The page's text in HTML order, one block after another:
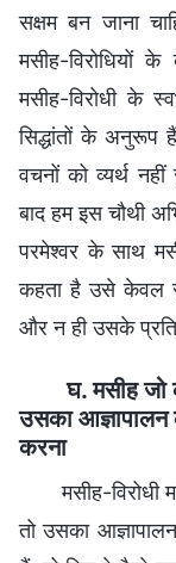
सक्षम बन जाना
मसीह-विरोधियों
मसीह-विरोधी के
सिद्धांतों के
वचनों को व्यर्थ
बाद हम इस चौथी
परमेश्वर के साथ
कहता है उसे केवल
और न ही उसके
घ. मसीह
उसका
करना
मसीह-
तो उसका